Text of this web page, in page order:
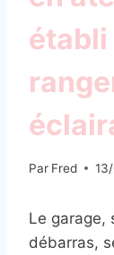
Par Fred
Le garage,
débarras,